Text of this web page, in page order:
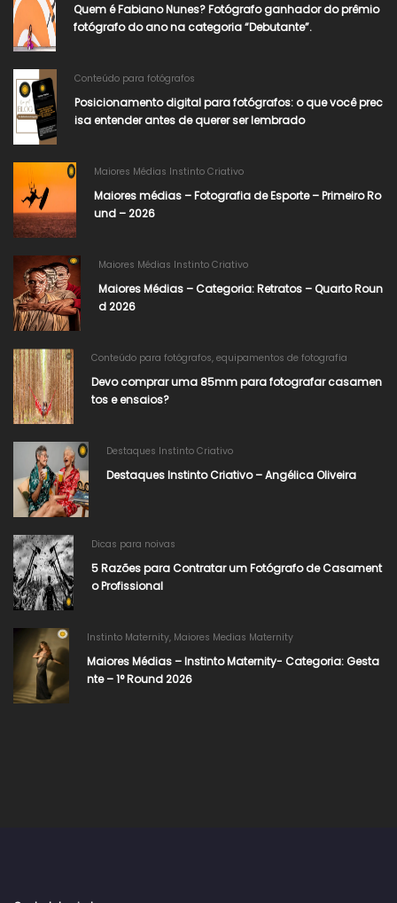
Quem é Fabiano Nunes? Fotógrafo ganhador do prêmio
fotógrafo do ano na categoria “Debutante”.
Conteúdo para fotógrafos
Posicionamento digital para fotógrafos: o que você prec
isa entender antes de querer ser lembrado
Maiores Médias Instinto Criativo
Maiores médias – Fotografia de Esporte – Primeiro Ro
und – 2026
Maiores Médias Instinto Criativo
Maiores Médias – Categoria: Retratos – Quarto Roun
d 2026
Conteúdo para fotógrafos, equipamentos de fotografia
Devo comprar uma 85mm para fotografar casamen
tos e ensaios?
Destaques Instinto Criativo
Destaques Instinto Criativo – Angélica Oliveira
Dicas para noivas
5 Razões para Contratar um Fotógrafo de Casament
o Profissional
Instinto Maternity, Maiores Medias Maternity
Maiores Médias – Instinto Maternity- Categoria: Gesta
nte – 1° Round 2026